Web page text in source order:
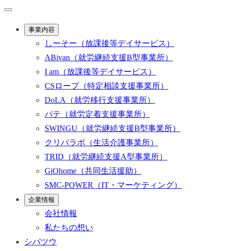
事業内容
しーそー （放課後等デイサービス）
ABivan （就労継続支援B型事業所）
I am （放課後等デイサービス）
CSロープ（特定相談支援事業所）
DoLA
（就労移行支援事業所）
パテ （就労定着支援事業所）
SWINGU （就労継続支援B型事業所）
クリパラボ （生活介護事業所）
TRID （就労継続支援A型事業所）
GiOhome （共同生活援助）
SMC-POWER
（IT・マーケティング）
企業情報
会社情報
私たちの想い
シパツウ